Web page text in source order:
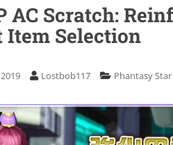
AC Scratch:
Item Selection
Lostbob117 Phantasy